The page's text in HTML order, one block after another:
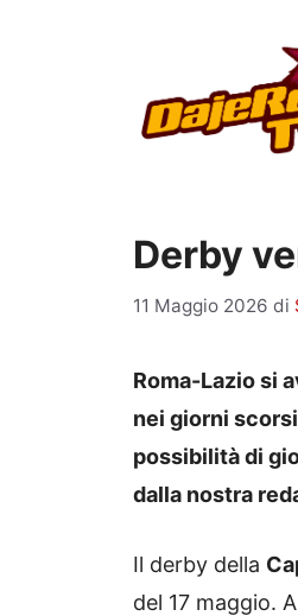
Derby
11 Maggio 2026 di
Roma-Lazio si
nei giorni
possibilità di
dalla nostra
Il derby della
del 17 maggio.